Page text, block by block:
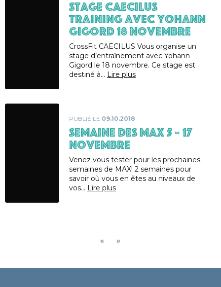
Stage CAECILUS
Training avec Yohann
GIGORD 18 Novembre
CrossFit CAECILUS Vous organise un
stage d’entraînement avec Yohann
Gigord le 18 novembre. Ce stage est
destiné à… Lire plus
PUBLIÉ LE 09.10.2018
Semaine des MAX 5 – 17
novembre
Venez vous tester pour les prochaines
semaines de MAX! 2 semaines pour
savoir où vous en êtes au niveaux de
vos… Lire plus
« »